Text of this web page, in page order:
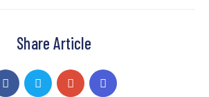
Share Article